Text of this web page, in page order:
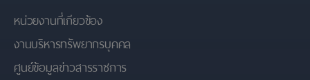
หน่วยงานที่เกียวข้อง
งานบริหารทรัพยากรบุคคล
ศูนย์ข้อมูลข่าวสารราชการ